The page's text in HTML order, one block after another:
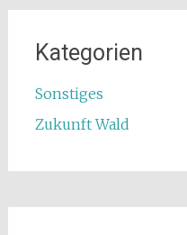
Kategorien
Sonstiges
Zukunft Wald